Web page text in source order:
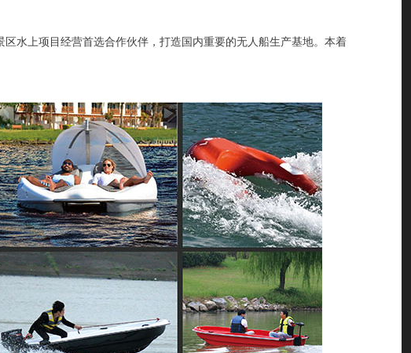
水上项目经营首选合作伙伴，打造国内重要的无人船生产基地。本着